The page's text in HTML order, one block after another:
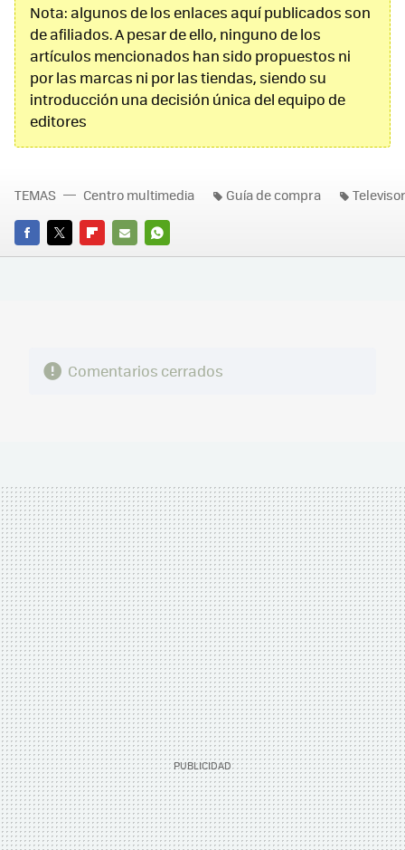
Nota: algunos de los enlaces aquí publicados son
de afiliados. A pesar de ello, ninguno de los
artículos mencionados han sido propuestos ni
por las marcas ni por las tiendas, siendo su
introducción una decisión única del equipo de
editores
FACEBOOK
TWITTERFLIPBOARD
E-
WHATSAPP
TEMAS Centro multimedia Guía de compra
Comentarios cerrados